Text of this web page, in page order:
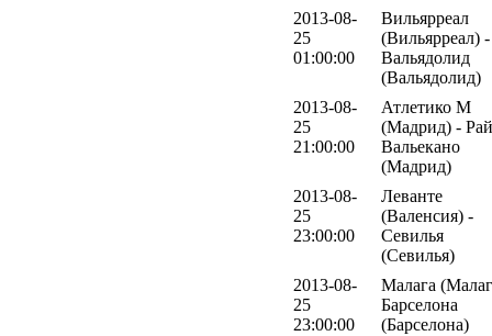
2013-08-
25
01:00:00
Вильярреал
(Вильярреал) -
Вальядолид
(Вальядолид)
2013-08-
25
21:00:00
Атлетико М
(Мадрид) -
Вальекано
(Мадрид)
2013-08-
25
23:00:00
Леванте
(Валенсия) -
Севилья
(Севилья)
2013-08-
25
23:00:00
Малага
Барселона
(Барселона)